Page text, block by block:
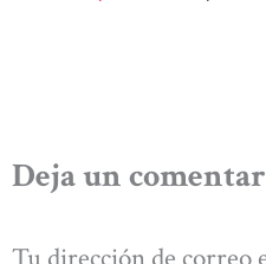
Deja un